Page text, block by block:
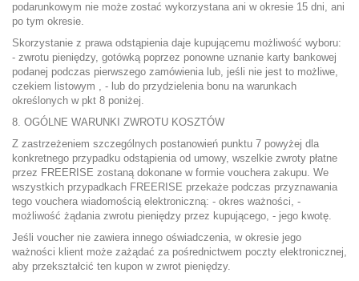
podarunkowym nie może zostać wykorzystana ani w okresie 15 dni, ani
po tym okresie.
Skorzystanie z prawa odstąpienia daje kupującemu możliwość wyboru:
- zwrotu pieniędzy, gotówką poprzez ponowne uznanie karty bankowej
podanej podczas pierwszego zamówienia lub, jeśli nie jest to możliwe,
czekiem listowym , - lub do przydzielenia bonu na warunkach
określonych w pkt 8 poniżej.
8. OGÓLNE WARUNKI ZWROTU KOSZTÓW
Z zastrzeżeniem szczególnych postanowień punktu 7 powyżej dla
konkretnego przypadku odstąpienia od umowy, wszelkie zwroty płatne
przez FREERISE zostaną dokonane w formie vouchera zakupu. We
wszystkich przypadkach FREERISE przekaże podczas przyznawania
tego vouchera wiadomością elektroniczną: - okres ważności, -
możliwość żądania zwrotu pieniędzy przez kupującego, - jego kwotę.
Jeśli voucher nie zawiera innego oświadczenia, w okresie jego
ważności klient może zażądać za pośrednictwem poczty elektronicznej,
aby przekształcić ten kupon w zwrot pieniędzy.